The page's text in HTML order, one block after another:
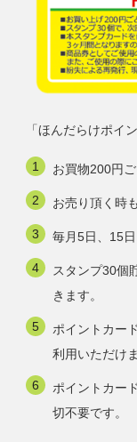
「ほんだらけポイ
お買物200円
お売り頂く時
毎月5日、15
スタンプ30個
きます。
ポイントカー
利用いただけま
ポイントカー
切不要です。